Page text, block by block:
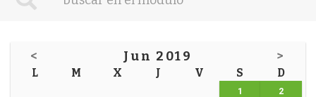
< Jun 2019 >
L M X J V S D
1 2